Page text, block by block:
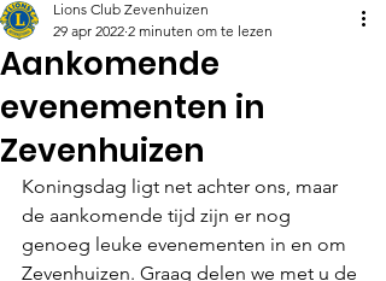
Aankomende
evenementen in
Zevenhuizen
Lions Club Zevenhuizen
29 apr 2022 2 minuten om te lezen
Koningsdag ligt net achter ons, maar
de aankomende tijd zijn er nog
genoeg leuke evenementen in en om
Zevenhuizen. Graag delen we met u de